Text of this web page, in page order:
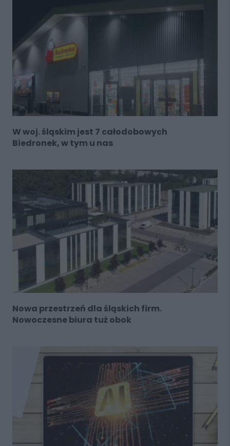
W woj. śląskim jest 7 całodobowych
Biedronek, w tym u nas
Nowa przestrzeń dla śląskich firm.
Nowoczesne biura tuż obok